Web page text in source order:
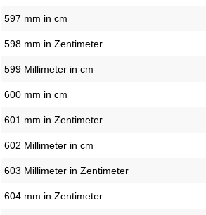
597 mm in cm
598 mm in Zentimeter
599 Millimeter in cm
600 mm in cm
601 mm in Zentimeter
602 Millimeter in cm
603 Millimeter in Zentimeter
604 mm in Zentimeter